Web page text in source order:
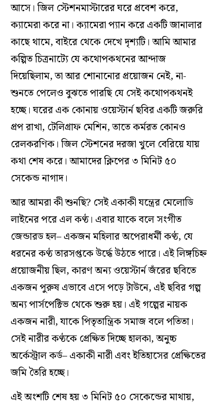
আসে। জিল স্টেশনমাস্টারের ঘরে প্রবেশ করে,
ক্যামেরা করে না। ক্যামেরা প্যান করে একটি জানালার
কাছে থামে, বাইরে থেকে দেখে দৃশ্যটি। আমি আমার
কল্পিত চিত্রনাট্যে যে কথোপকথনের আন্দাজ
দিয়েছিলাম, তা আর শোনানোর প্রয়োজন নেই, না-
শুনতে পেলেও বুঝতে পারছি যে সেই কথোপকথনই
হচ্ছে। ঘরের এক কোনায় ওয়েস্টার্ন ছবির একটি জরুরি
প্রপ রাখা, টেলিগ্রাফ মেশিন, তাতে কর্মরত কোনও
রেলকরণিক। জিল স্টেশনের দরজা খুলে বেরিয়ে যায়
কথা শেষ করে। আমাদের ক্লিপের ৩ মিনিট ৫০
সেকেন্ড নাগাদ।
আর আমরা কী শুনছি? সেই একাকী যন্ত্রের মেলোডি
লাইনের পরে এল কণ্ঠ। এবার যাকে বলে সংগীত
জেন্ডারড হল–একজন মহিলার অপেরাধর্মী কণ্ঠ, যে
ধরনের কণ্ঠ তারসপ্তকে উর্দ্ধে উঠতে পারে। এই লিঙ্গচিহ্ন
প্রয়োজনীয় ছিল, কারণ অন্য ওয়েস্টার্ন জঁরের ছবিতে
একজন পুরুষ এভাবে এসে পড়ে টাউনে, এই ছবির গল্প
অন্য পার্সপেক্টিভ থেকে শুরু হয়। এই গল্পের নায়ক
একজন নারী, যাকে পিতৃতান্ত্রিক সমাজ বলে পতিতা।
সেই নারীর কণ্ঠকে প্রেক্ষিত দিচ্ছে হালকা, অনুচ্চ
অর্কেস্ট্রাল কর্ড–একাকী নারী এবং ইতিহাসের প্রেক্ষিতের
জমি তৈরি হচ্ছে।
এই অংশটি শেষ হয় ৩ মিনিট ৫০ সেকেন্ডের মাথায়,